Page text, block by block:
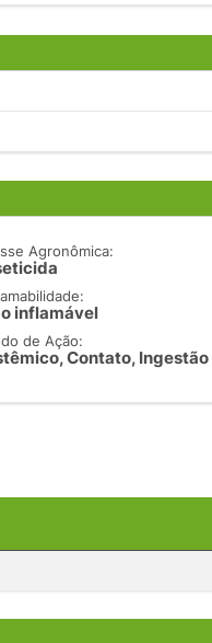
Agronômica:
inflamável
de Ação:
Contato, Ingestão